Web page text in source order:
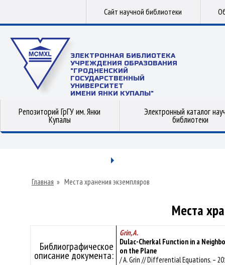
Сайт научной библиотеки
ЭЛЕКТРОННАЯ БИБЛИОТЕКА
УЧРЕЖДЕНИЯ ОБРАЗОВАНИЯ
"ГРОДНЕНСКИЙ
ГОСУДАРСТВЕННЫЙ
УНИВЕРСИТЕТ
ИМЕНИ ЯНКИ КУПАЛЫ"
Репозиторий ГрГУ им. Янки
Купалы
Электронный каталог
библиотеки
Главная » Места хранения экземпляров
Места
Библиографическое
описание документа:
Grin, A.
Dulac-Cherkal Function in a
on the Plane
/ A. Grin // Differential Equations. –